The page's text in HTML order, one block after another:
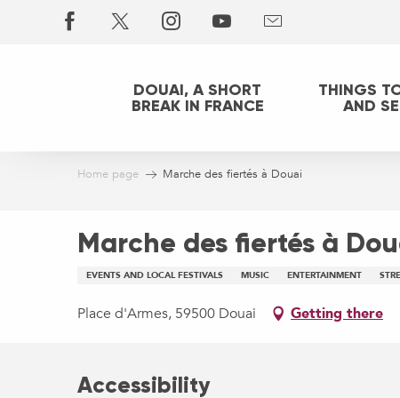
DOUAI, A SHORT
BREAK IN FRANCE
THINGS
AND
Home page Marche des fiertés à Douai
Marche des fiertés à
EVENTS AND LOCAL FESTIVALS MUSIC ENTERTAINMENT
Place d'Armes, 59500 Douai Getting there
Accessibility